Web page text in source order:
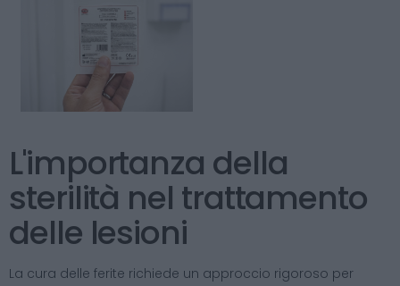
L'importanza della
sterilità nel trattamento
delle lesioni
La cura delle ferite richiede un approccio rigoroso per